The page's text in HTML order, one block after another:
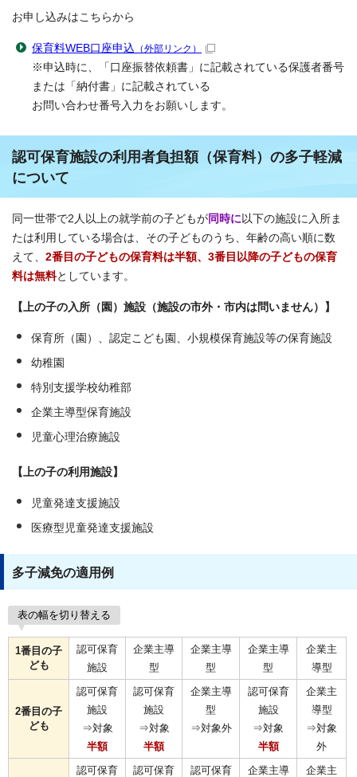
お申し込みはこちらから
保育料WEB口座申込 （外部リンク）
※申込時に、「口座振替依頼書」に記載されている保護者番号
または「納付書」に記載されている
お問い合わせ番号入力をお願いします。
認可保育施設の利用者負担額（保育料）の多子軽減
について
同一世帯で2人以上の就学前の子どもが同時に 以下の施設に入所ま
たは利用している場合は、その子どものうち、年齢の高い順に数
えて、 2番目の子どもの保育料は半額、3番目以降の子どもの保育
料は無料としています。
【上の子の入所（園）施設（施設の市外・市内は問いません）】
保育所（園）、認定こども園、小規模保育施設等の保育施設
幼稚園
特別支援学校幼稚部
企業主導型保育施設
児童心理治療施設
【上の子の利用施設】
児童発達支援施設
医療型児童発達支援施設
多子減免の適用例
表の幅を切り替える
1番目の子
ども
認可保育
施設
企業主導
型
企業主導
型
企業主導
型
企業主
導型
2番目の子
ども
認可保育
施設
⇒対象
半額
認可保育
施設
⇒対象
半額
企業主導
型
⇒対象外
認可保育
施設
⇒対象
半額
企業主
導型
⇒対象
外
認可保育
認可保育
認可保育
企業主導
企業主